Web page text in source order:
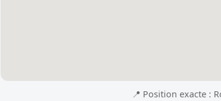
📍 Position exacte :